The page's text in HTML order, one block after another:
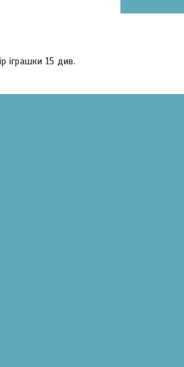
іграшки 15 див.